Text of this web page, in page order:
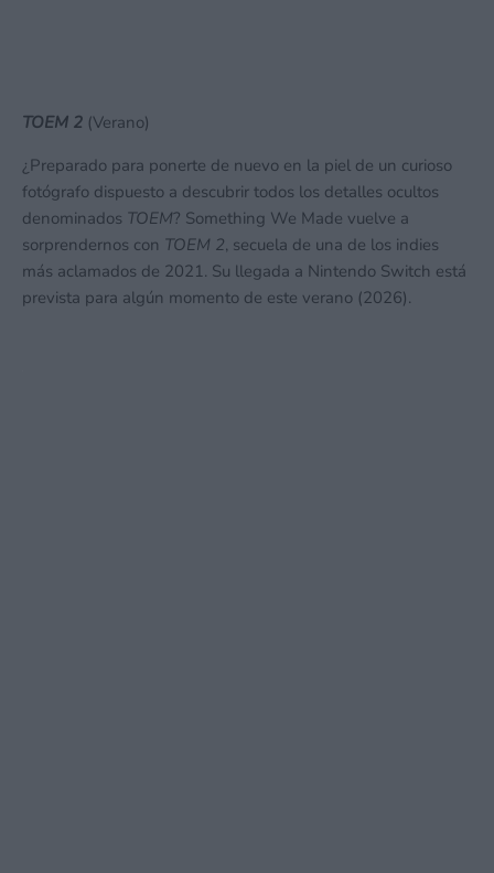
TOEM 2 (Verano)
¿Preparado para ponerte de nuevo en la piel de un curioso
fotógrafo dispuesto a descubrir todos los detalles ocultos
denominados TOEM? Something We Made vuelve a
sorprendernos con TOEM 2, secuela de una de los indies
más aclamados de 2021. Su llegada a Nintendo Switch está
prevista para algún momento de este verano (2026).